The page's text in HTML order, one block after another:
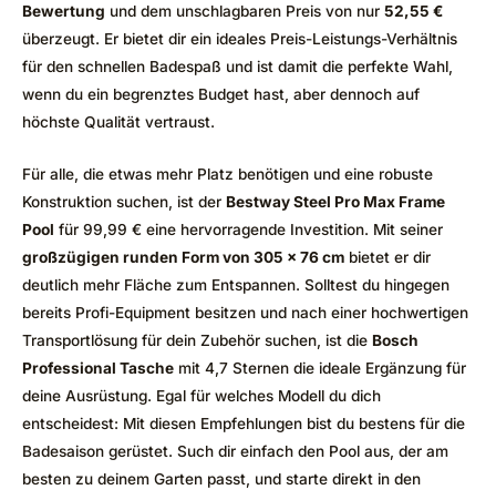
Bewertung und dem unschlagbaren Preis von nur 52,55 €
überzeugt. Er bietet dir ein ideales Preis-Leistungs-Verhältnis
für den schnellen Badespaß und ist damit die perfekte Wahl,
wenn du ein begrenztes Budget hast, aber dennoch auf
höchste Qualität vertraust.
Für alle, die etwas mehr Platz benötigen und eine robuste
Konstruktion suchen, ist der Bestway Steel Pro Max Frame
Pool für 99,99 € eine hervorragende Investition. Mit seiner
großzügigen runden Form von 305 x 76 cm bietet er dir
deutlich mehr Fläche zum Entspannen. Solltest du hingegen
bereits Profi-Equipment besitzen und nach einer hochwertigen
Transportlösung für dein Zubehör suchen, ist die Bosch
Professional Tasche mit 4,7 Sternen die ideale Ergänzung für
deine Ausrüstung. Egal für welches Modell du dich
entscheidest: Mit diesen Empfehlungen bist du bestens für die
Badesaison gerüstet. Such dir einfach den Pool aus, der am
besten zu deinem Garten passt, und starte direkt in den